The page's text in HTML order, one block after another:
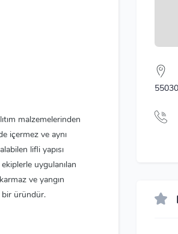
malzemelerinden
içermez ve aynı
lifli yapısı
uygulanılan
ve yangın
bir üründür.